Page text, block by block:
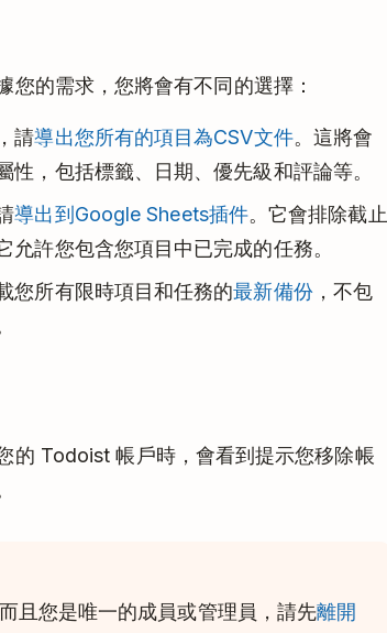
的需求，您將會有不同的選擇：
請導出您所有的項目為CSV文件。這將會
，包括標籤、日期、優先級和評論等。
導出到Google Sheets插件。它會排除截止
許您包含您項目中已完成的任務。
您所有限時項目和任務的最新備份，不包
的 Todoist 帳戶時，會看到提示您移除帳
且您是唯一的成員或管理員，請先離開